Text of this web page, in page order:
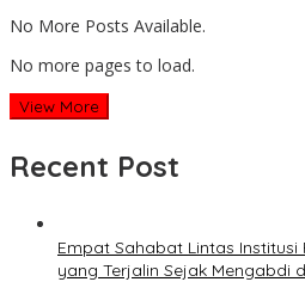
No More Posts Available.
No more pages to load.
View More
Recent Post
Empat Sahabat Lintas Institusi
yang Terjalin Sejak Mengabdi